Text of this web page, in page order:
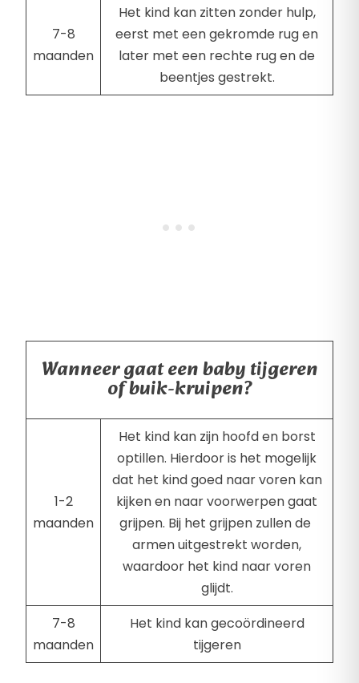
7-8
maanden
Het kind kan zitten zonder hulp,
eerst met een gekromde rug en
later met een rechte rug en de
beentjes gestrekt.
Wanneer gaat een baby tijgeren
of buik-kruipen?
1-2
maanden
Het kind kan zijn hoofd en borst
optillen. Hierdoor is het mogelijk
dat het kind goed naar voren kan
kijken en naar voorwerpen gaat
grijpen. Bij het grijpen zullen de
armen uitgestrekt worden,
waardoor het kind naar voren
glijdt.
7-8
maanden
Het kind kan gecoördineerd
tijgeren